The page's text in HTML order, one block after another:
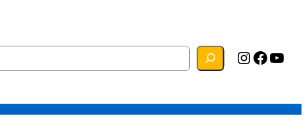
Instagram Facebook YouTube